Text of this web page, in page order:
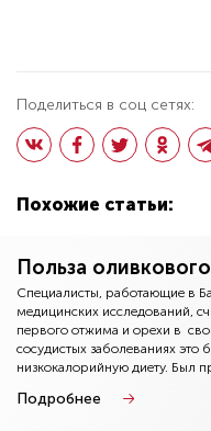
Поделиться в соц сетях:
Похожие статьи:
Польза
Специалисты, работающие в
медицинских исследований,
первого отжима и орехи в
сосудистых заболеваниях это
низкокалорийную диету. Был
Подробнее